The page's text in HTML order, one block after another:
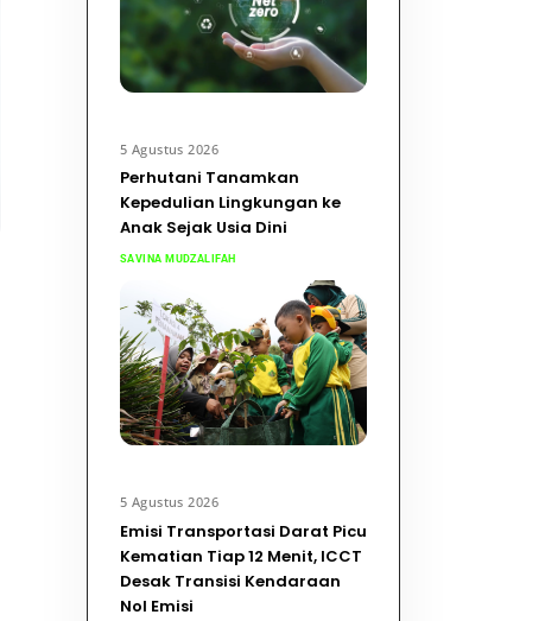
5 Agustus 2026
Perhutani Tanamkan
Kepedulian Lingkungan ke
Anak Sejak Usia Dini
SAVINA MUDZALIFAH
5 Agustus 2026
Emisi Transportasi Darat Picu
Kematian Tiap 12 Menit, ICCT
Desak Transisi Kendaraan
Nol Emisi